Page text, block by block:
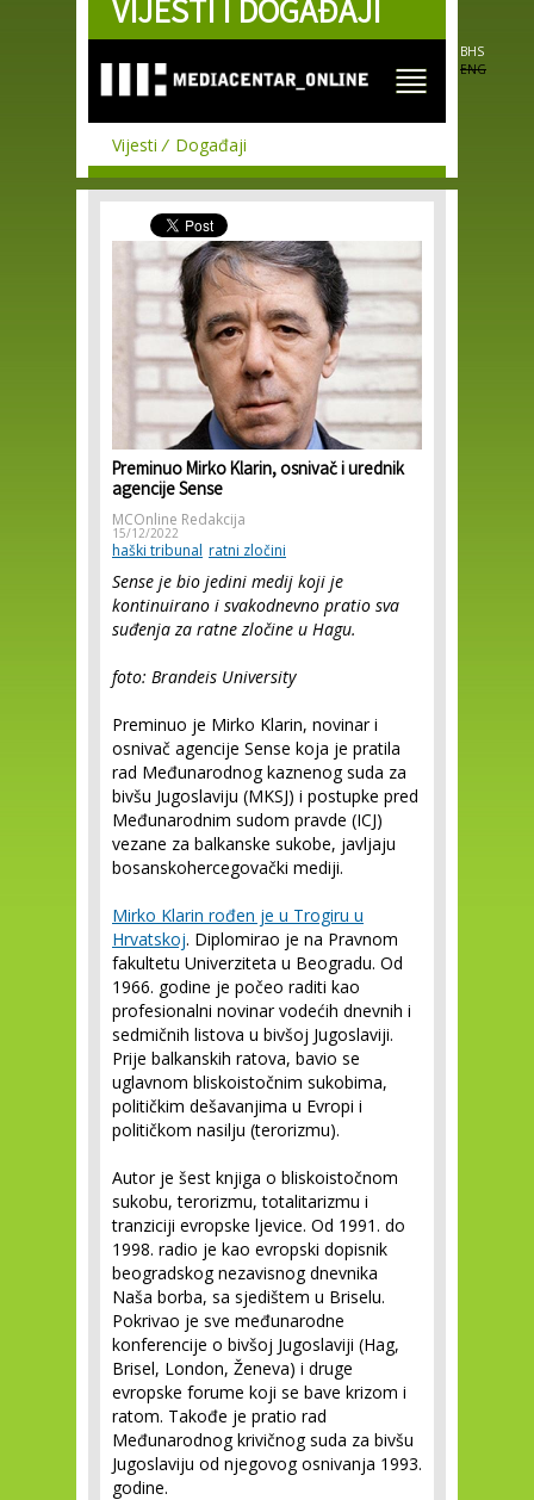
Skip to
main
VIJESTI I DOGAĐAJI
BHS
ENG
Vijesti Događaji
Preminuo Mirko Klarin, osnivač i urednik
agencije Sense
MCOnline Redakcija
15/12/2022
haški tribunal ratni zločini
Sense je bio jedini medij koji je
kontinuirano i svakodnevno pratio sva
suđenja za ratne zločine u Hagu.
foto: Brandeis University
Preminuo je Mirko Klarin, novinar i
osnivač agencije Sense koja je pratila
rad Međunarodnog kaznenog suda za
bivšu Jugoslaviju (MKSJ) i postupke pred
Međunarodnim sudom pravde (ICJ)
vezane za balkanske sukobe, javljaju
bosanskohercegovački mediji.
Mirko Klarin rođen je u Trogiru u
Hrvatskoj. Diplomirao je na Pravnom
fakultetu Univerziteta u Beogradu. Od
1966. godine je počeo raditi kao
profesionalni novinar vodećih dnevnih i
sedmičnih listova u bivšoj Jugoslaviji.
Prije balkanskih ratova, bavio se
uglavnom bliskoistočnim sukobima,
političkim dešavanjima u Evropi i
političkom nasilju (terorizmu).
Autor je šest knjiga o bliskoistočnom
sukobu, terorizmu, totalitarizmu i
tranziciji evropske ljevice. Od 1991. do
1998. radio je kao evropski dopisnik
beogradskog nezavisnog dnevnika
Naša borba, sa sjedištem u Briselu.
Pokrivao je sve međunarodne
konferencije o bivšoj Jugoslaviji (Hag,
Brisel, London, Ženeva) i druge
evropske forume koji se bave krizom i
ratom. Takođe je pratio rad
Međunarodnog krivičnog suda za bivšu
Jugoslaviju od njegovog osnivanja 1993.
godine.